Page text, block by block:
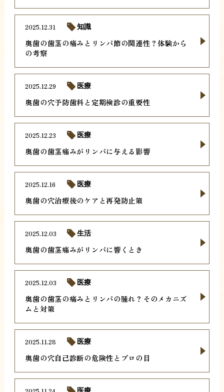
奥歯の歯茎の痛みとリンパ節の関連性？体験から
の考察
2025.12.31 知識
奥歯の穴予防歯科と定期検診の重要性
2025.12.29 医療
奥歯の歯茎痛みがリンパに与える影響
2025.12.23 医療
奥歯の穴治療後のケアと再発防止策
2025.12.16 医療
奥歯の歯茎痛みがリンパに響くとき
2025.12.03 生活
奥歯の歯茎の痛みとリンパの腫れ？そのメカニズ
ムと対策
2025.12.03 医療
奥歯の穴自己診断の危険性とプロの目
2025.11.28 医療